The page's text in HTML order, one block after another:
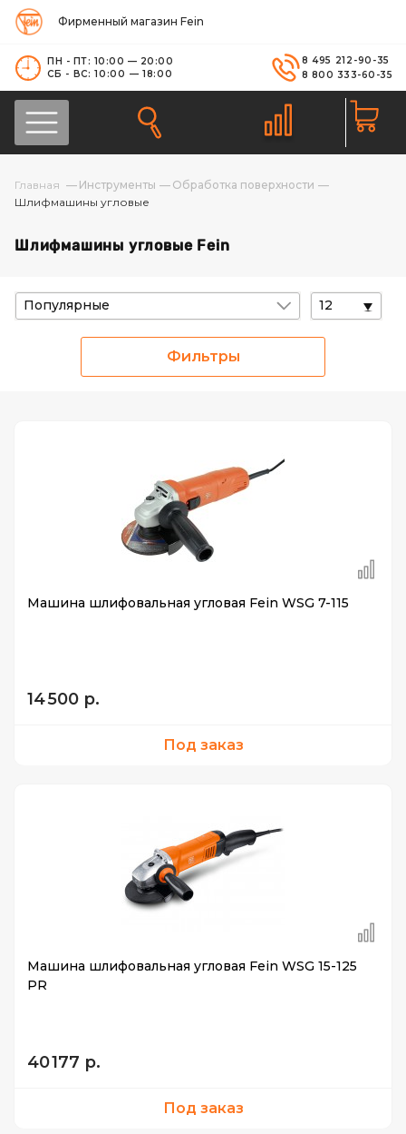
Фирменный магазин Fein
ПН - ПТ: 10:00 — 20:00
СБ - ВС: 10:00 — 18:00
8 495 212-90-35
8 800 333-60-35
Инструменты
Обработка поверхности
Шлифмашины угловые
Шлифмашины угловые Fein
Фильтры
Популярные 12
Машина шлифовальная угловая Fein WSG 7-115
14 500 р.
Под заказ
Машина шлифовальная угловая Fein WSG 15-125
PR
40 177 р.
Под заказ